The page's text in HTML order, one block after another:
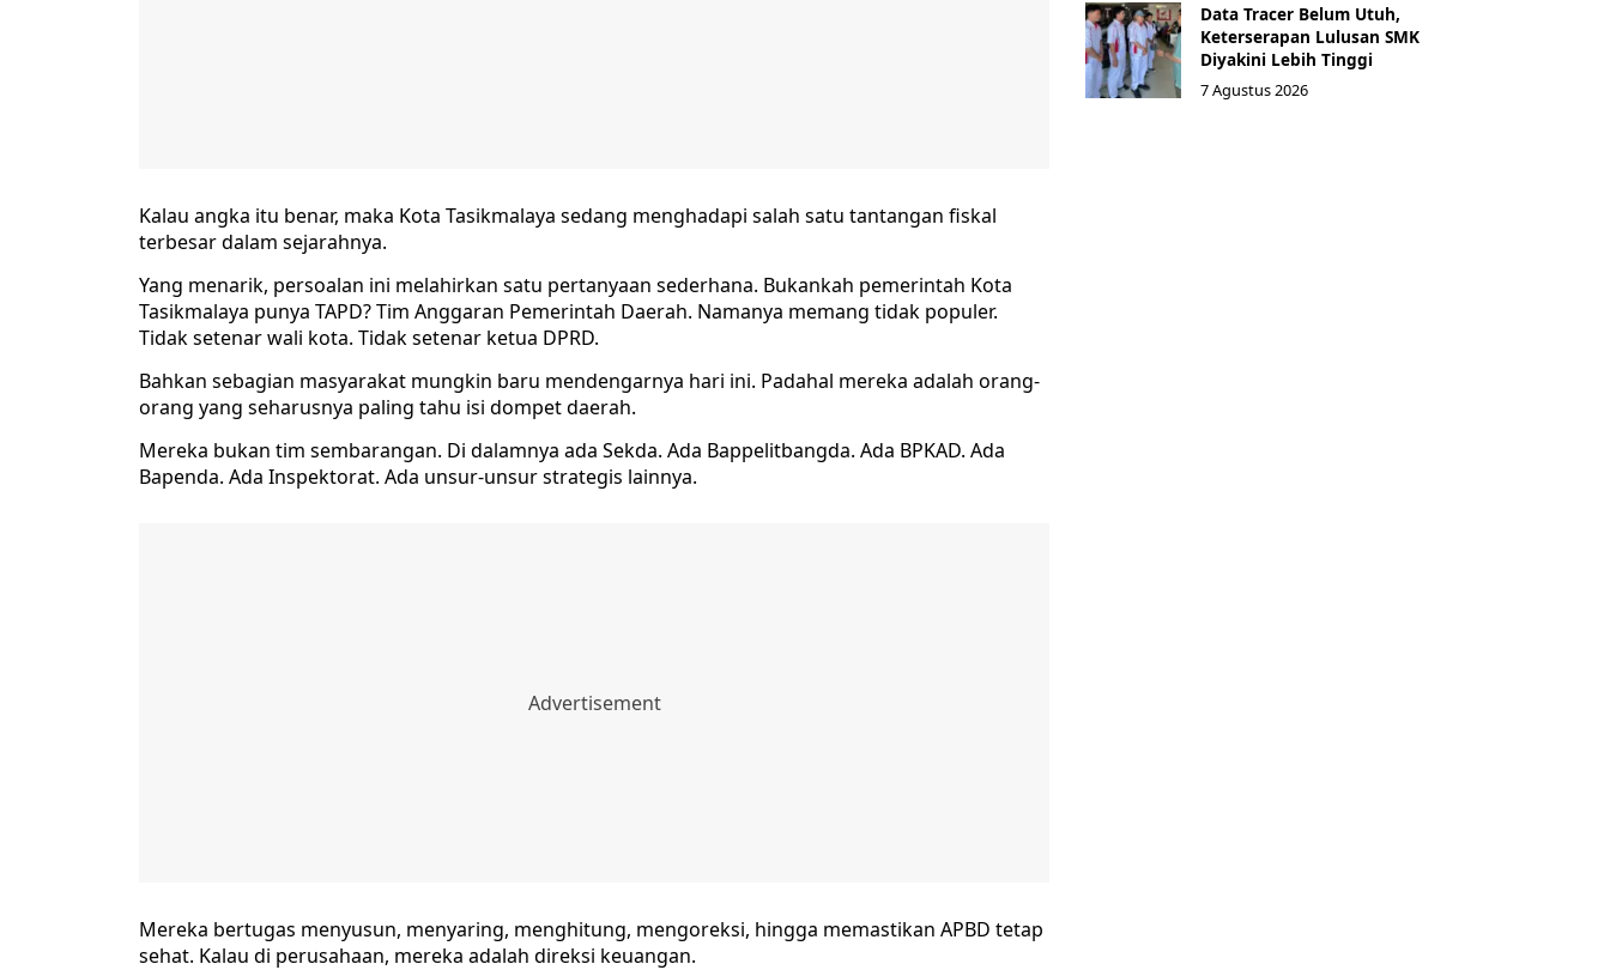
Kalau angka itu benar, maka Kota Tasikmalaya sedang menghadapi salah satu tantangan fiskal
terbesar dalam sejarahnya.
Yang menarik, persoalan ini melahirkan satu pertanyaan sederhana. Bukankah pemerintah Kota
Tasikmalaya punya TAPD? Tim Anggaran Pemerintah Daerah. Namanya memang tidak populer.
Tidak setenar wali kota. Tidak setenar ketua DPRD.
Bahkan sebagian masyarakat mungkin baru mendengarnya hari ini. Padahal mereka adalah orang-
orang yang seharusnya paling tahu isi dompet daerah.
Mereka bukan tim sembarangan. Di dalamnya ada Sekda. Ada Bappelitbangda. Ada BPKAD. Ada
Bapenda. Ada Inspektorat. Ada unsur-unsur strategis lainnya.
Mereka bertugas menyusun, menyaring, menghitung, mengoreksi, hingga memastikan APBD tetap
sehat. Kalau di perusahaan, mereka adalah direksi keuangan.
Data Tracer Belum Utuh,
Keterserapan Lulusan SMK
Diyakini Lebih Tinggi
7 Agustus 2026